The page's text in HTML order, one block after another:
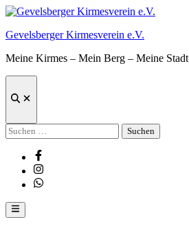
Zum
springen
Gevelsberger Kirmesverein e.V.
Meine Kirmes – Mein Berg – Meine Stadt
Suche
Suchen
nach:
Facebook
Instagram
Whatsapp
Hauptmenü